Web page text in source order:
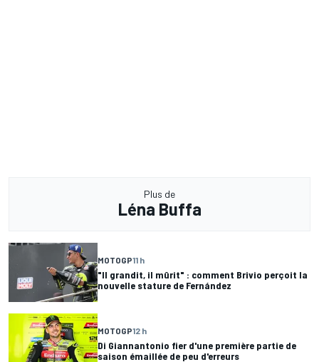
Plus de
Léna Buffa
MOTOGP11 h
"Il grandit, il mûrit" : comment Brivio perçoit la
nouvelle stature de Fernández
MOTOGP12 h
Di Giannantonio fier d'une première partie de
saison émaillée de peu d'erreurs